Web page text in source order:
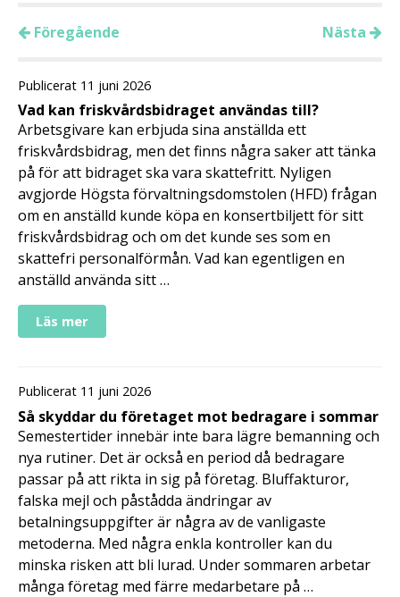
Föregående Nästa
Publicerat 11 juni 2026
Vad kan friskvårdsbidraget användas till?
Arbetsgivare kan erbjuda sina anställda ett
friskvårdsbidrag, men det finns några saker att tänka
på för att bidraget ska vara skattefritt. Nyligen
avgjorde Högsta förvaltningsdomstolen (HFD) frågan
om en anställd kunde köpa en konsertbiljett för sitt
friskvårdsbidrag och om det kunde ses som en
skattefri personalförmån. Vad kan egentligen en
anställd använda sitt …
Läs mer
Publicerat 11 juni 2026
Så skyddar du företaget mot bedragare i sommar
Semestertider innebär inte bara lägre bemanning och
nya rutiner. Det är också en period då bedragare
passar på att rikta in sig på företag. Bluffakturor,
falska mejl och påstådda ändringar av
betalningsuppgifter är några av de vanligaste
metoderna. Med några enkla kontroller kan du
minska risken att bli lurad. Under sommaren arbetar
många företag med färre medarbetare på …